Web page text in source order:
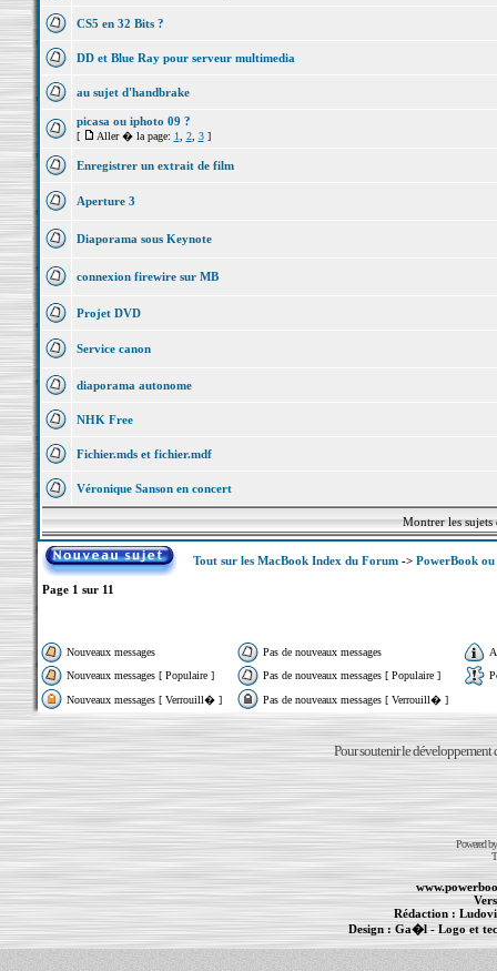
CS5 en 32 Bits ?
DD et Blue Ray pour serveur multimedia
au sujet d'handbrake
picasa ou iphoto 09 ?
[ Aller � la page: 1 2, 3]
Enregistrer un extrait de film
Aperture 3
Diaporama sous Keynote
connexion firewire sur MB
Projet DVD
Service canon
diaporama autonome
NHK Free
Fichier.mds et fichier.mdf
Véronique Sanson en concert
Montrer les
Tout sur les MacBook Index du Forum-> PowerBook
Page 1 sur 11
Nouveaux messages Pas de nouveaux messages
Nouveaux messages [ Populaire ]
Pas de nouveaux messages [ Populaire ]
Nouveaux messages [ Verrouill� ]
Pas de nouveaux messages [ Verrouill� ]
Pour soutenir le développement
Powered
Rédaction :
Design : Ga�l- Logo et
Informations : PowerBook - MacBook Pro